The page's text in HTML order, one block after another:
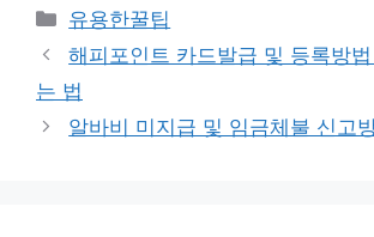
카
테
고
리
유용한꿀팁
해피포인트 카드발급 및 등록방
는 법
알바비 미지급 및 임금체불 신고